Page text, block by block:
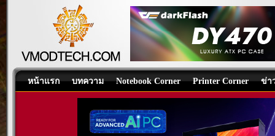
หน้าแรก บทความ Notebook Corner Printer Corner ข่า